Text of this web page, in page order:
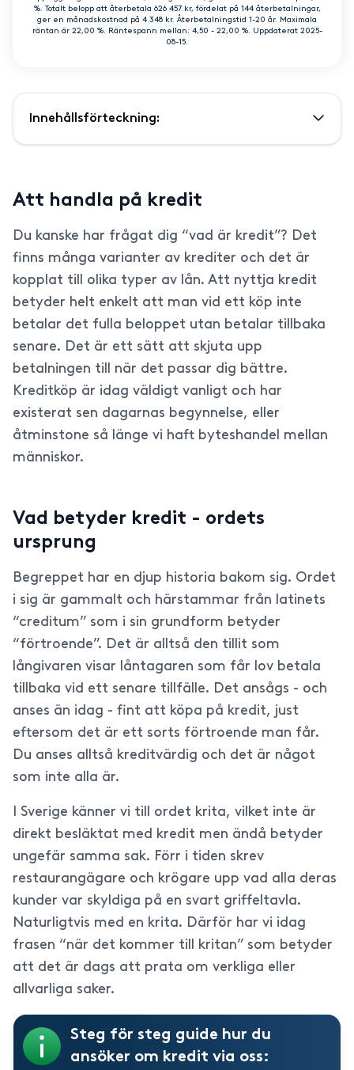
Innehållsförteckning:
Att handla på kredit
Du kanske har frågat dig “vad är kredit”? Det
finns många varianter av krediter och det är
kopplat till olika typer av lån. Att nyttja kredit
betyder helt enkelt att man vid ett köp inte
betalar det fulla beloppet utan betalar tillbaka
senare. Det är ett sätt att skjuta upp
betalningen till när det passar dig bättre.
Kreditköp är idag väldigt vanligt och har
existerat sen dagarnas begynnelse, eller
åtminstone så länge vi haft byteshandel mellan
människor.
Vad betyder kredit - ordets
ursprung
Begreppet har en djup historia bakom sig. Ordet
i sig är gammalt och härstammar från latinets
“creditum” som i sin grundform betyder
“förtroende”. Det är alltså den tillit som
långivaren visar låntagaren som får lov betala
tillbaka vid ett senare tillfälle. Det ansågs - och
anses än idag - fint att köpa på kredit, just
eftersom det är ett sorts förtroende man får.
Du anses alltså kreditvärdig och det är något
som inte alla är.
I Sverige känner vi till ordet krita, vilket inte är
direkt besläktat med kredit men ändå betyder
ungefär samma sak. Förr i tiden skrev
restaurangägare och krögare upp vad alla deras
kunder var skyldiga på en svart griffeltavla.
Naturligtvis med en krita. Därför har vi idag
frasen “när det kommer till kritan” som betyder
att det är dags att prata om verkliga eller
allvarliga saker.
Steg för steg guide hur du
ansöker om kredit via oss:
%. Totalt belopp att återbetala 626 457 kr, fördelat på 144 återbetalningar,
ger en månadskostnad på 4 348 kr. Återbetalningstid 1-20 år. Maximala
räntan är 22,00 %. Räntespann mellan: 4,50 - 22,00 %. Uppdaterat 2025-
08-15.